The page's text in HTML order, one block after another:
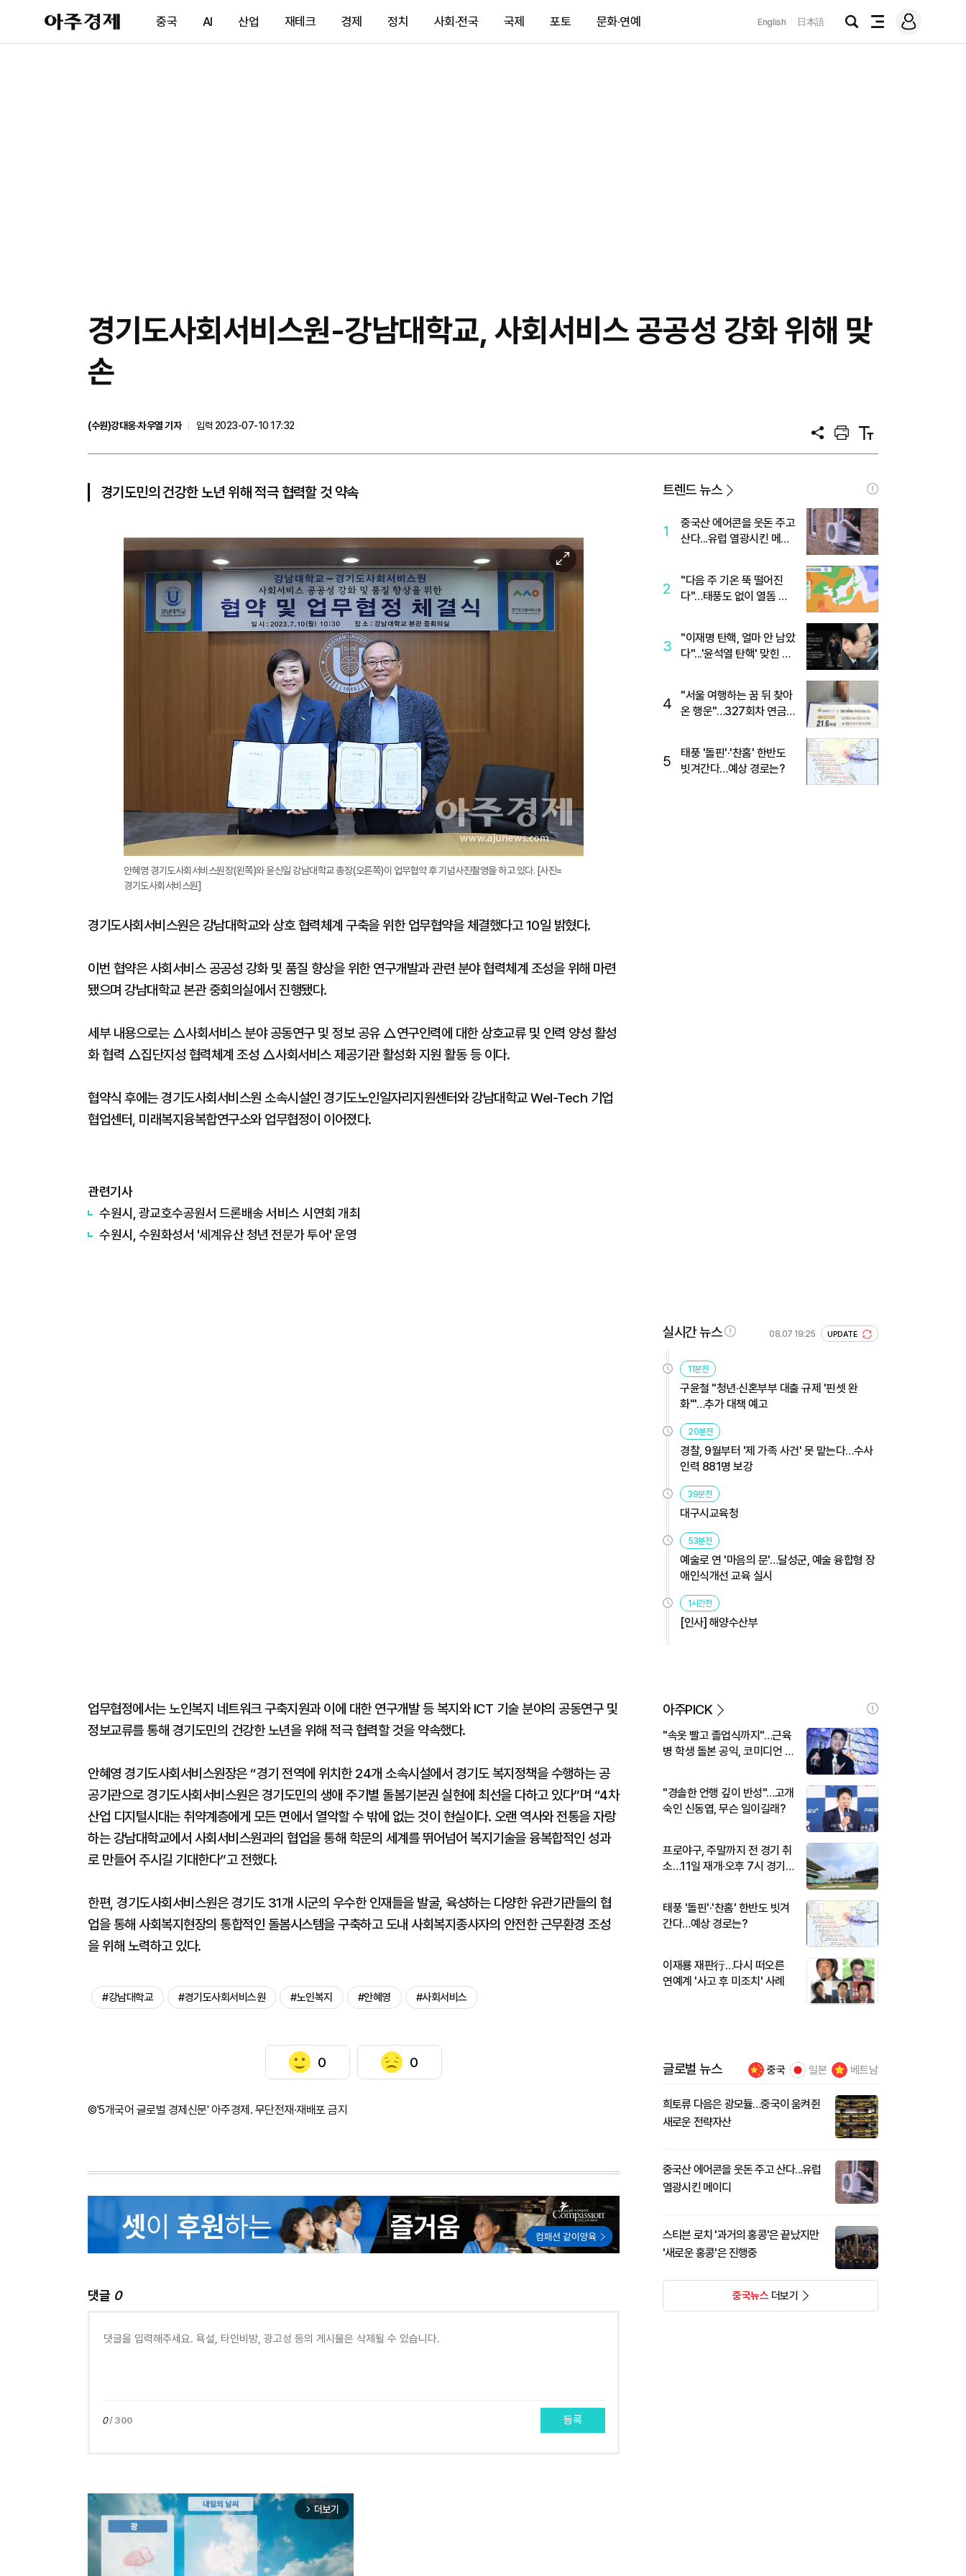
아
주
제
중국 AI 산업 재테크 경제 정치 사회·전국 국제 포토 문화·연예 English 日本語
검
전
메
그
경기도사회서비스원-강남대학교, 사회서비스 공공성 강화 위해 맞
손
(수원)강대웅·차우열 기자
입력 2023-07-10 17:32
공
프
트
텍
트
경기도민의 건강한 노년 위해 적극 협력할 것 약속
이
미
지
대
안혜영 경기도사회서비스원장(왼쪽)와 윤신일 강남대학교 총장(오른쪽)이 업무협약 후 기념사진촬영을 하고 있다. [사진=
경기도사회서비스원]
경기도사회서비스원은 강남대학교와 상호 협력체계 구축을 위한 업무협약을 체결했다고 10일 밝혔다.
이번 협약은 사회서비스 공공성 강화 및 품질 향상을 위한 연구개발과 관련 분야 협력체계 조성을 위해 마련
됐으며 강남대학교 본관 중회의실에서 진행됐다.
세부 내용으로는 △사회서비스 분야 공동연구 및 정보 공유 △연구인력에 대한 상호교류 및 인력 양성 활성
화 협력 △집단지성 협력체계 조성 △사회서비스 제공기관 활성화 지원 활동 등 이다.
협약식 후에는 경기도사회서비스원 소속시설인 경기도노인일자리지원센터와 강남대학교 Wel-Tech 기업
협업센터, 미래복지융복합연구소와 업무협정이 이어졌다.
관련기사
수원시, 광교호수공원서 드론배송 서비스 시연회 개최
수원시, 수원화성서 '세계유산 청년 전문가 투어' 운영
업무협정에서는 노인복지 네트워크 구축지원과 이에 대한 연구개발 등 복지와 ICT 기술 분야의 공동연구 및
정보교류를 통해 경기도민의 건강한 노년을 위해 적극 협력할 것을 약속했다.
안혜영 경기도사회서비스원장은 “경기 전역에 위치한 24개 소속시설에서 경기도 복지정책을 수행하는 공
공기관으로 경기도사회서비스원은 경기도민의 생애 주기별 돌봄기본권 실현에 최선을 다하고 있다”며 “4차
산업 디지털시대는 취약계층에게 모든 면에서 열악할 수 밖에 없는 것이 현실이다. 오랜 역사와 전통을 자랑
하는 강남대학교에서 사회서비스원과의 협업을 통해 학문의 세계를 뛰어넘어 복지기술을 융복합적인 성과
로 만들어 주시길 기대한다”고 전했다.
한편, 경기도사회서비스원은 경기도 31개 시군의 우수한 인재들을 발굴, 육성하는 다양한 유관기관들의 협
업을 통해 사회복지현장의 통합적인 돌봄시스템을 구축하고 도내 사회복지종사자의 안전한 근무환경 조성
을 위해 노력하고 있다.
#강남대학교 #경기도사회서비스원 #노인복지 #안혜영 #사회서비스
0 0
©'5개국어 글로벌 경제신문' 아주경제. 무단전재·재배포 금지
댓글 0
0/ 300 등록
arrow_forward_ios 더보기
트렌드 뉴스
1
중국산 에어콘을 웃돈 주고
산다...유럽 열광시킨 메이
2
"다음 주 기온 뚝 떨어진
다"…태풍도 없이 열돔 박
3
"이재명 탄핵, 얼마 안 남았
다"...'윤석열 탄핵' 맞힌 무
4
"서울 여행하는 꿈 뒤 찾아
온 행운"…327회차 연금
5
태풍 '돌핀'·'찬홈' 한반도
빗겨간다…예상 경로는?
실시간 뉴스 08.07 19:25 UPDATE
11분전
구윤철 "청년·신혼부부 대출 규제 '핀셋 완
화'"…추가 대책 예고
20분전
경찰, 9월부터 '제 가족 사건' 못 맡는다…수사
인력 881명 보강
39분전
대구시교육청
53분전
예술로 연 '마음의 문'…달성군, 예술 융합형 장
애인식개선 교육 실시
1시간전
[인사] 해양수산부
아주PICK
"속옷 빨고 졸업식까지"…근육
병 학생 돌본 공익, 코미디언 김
"경솔한 언행 깊이 반성"…고개
숙인 신동엽, 무슨 일이길래?
프로야구, 주말까지 전 경기 취
소…11일 재개·오후 7시 경기
태풍 '돌핀'·'찬홈' 한반도 빗겨
간다…예상 경로는?
이재룡 재판行…다시 떠오른
연예계 '사고 후 미조치' 사례
글로벌 뉴스 중국 일본 베트남
희토류 다음은 광모듈…중국이 움켜쥔
새로운 전략자산
중국산 에어콘을 웃돈 주고 산다...유럽
열광시킨 메이디
스티븐 로치 '과거의 홍콩'은 끝났지만
'새로운 홍콩'은 진행중
중국뉴스더보기